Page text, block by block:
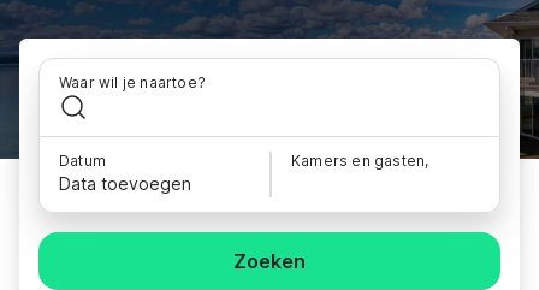
Waar wil je naartoe?
Datum
Data toevoegen
Kamers en gasten,
Zoeken